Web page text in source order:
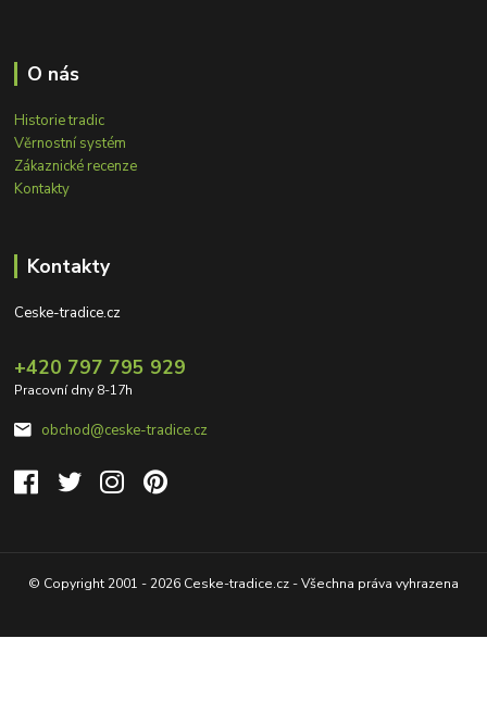
O nás
Historie tradic
Věrnostní systém
Zákaznické recenze
Kontakty
Kontakty
Ceske-tradice.cz
+420 797 795 929
Pracovní dny 8-17h
obchod@ceske-tradice.cz
© Copyright 2001 - 2026 Ceske-tradice.cz - Všechna práva vyhrazena